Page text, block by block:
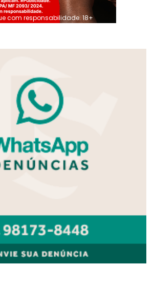
com responsabilidade. 18+